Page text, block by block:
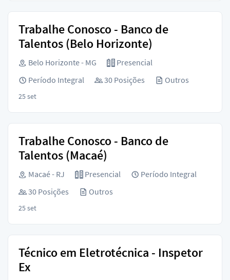
Trabalhe Conosco - Banco de
Talentos (Belo Horizonte)
Belo Horizonte - MG
Presencial
Período Integral
30 Posições Outros
25 set
Trabalhe Conosco - Banco de
Talentos (Macaé)
Macaé - RJ Presencial
Período Integral
30 Posições
Outros
25 set
Técnico em Eletrotécnica - Inspetor
Ex